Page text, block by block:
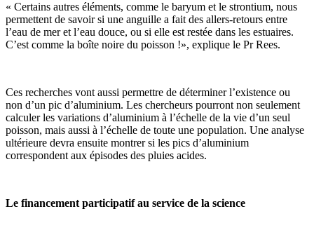
« Certains autres éléments, comme le baryum et le strontium, nous
permettent de savoir si une anguille a fait des allers-retours entre
l’eau de mer et l’eau douce, ou si elle est restée dans les estuaires.
C’est comme la boîte noire du poisson !», explique le Pr Rees.
Ces recherches vont aussi permettre de déterminer l’existence ou
non d’un pic d’aluminium. Les chercheurs pourront non seulement
calculer les variations d’aluminium à l’échelle de la vie d’un seul
poisson, mais aussi à l’échelle de toute une population. Une analyse
ultérieure devra ensuite montrer si les pics d’aluminium
correspondent aux épisodes des pluies acides.
Le financement participatif au service de la science